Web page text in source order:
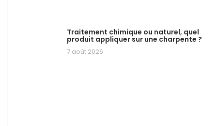
Traitement chimique ou naturel, quel
produit appliquer sur une charpente ?
7 août 2026